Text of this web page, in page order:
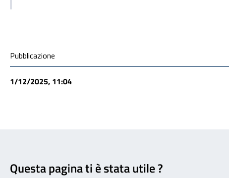
Condivisione social
Pubblicazione
1/12/2025, 11:04
Questa pagina ti è stata utile ?